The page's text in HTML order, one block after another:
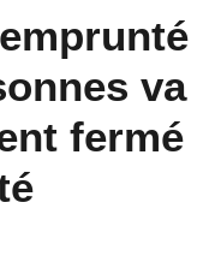
va
fermé